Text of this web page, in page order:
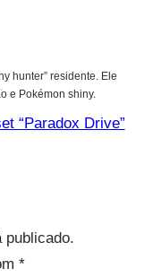
hunter” residente. Ele
e Pokémon shiny.
“Paradox Drive”
publicado.
*